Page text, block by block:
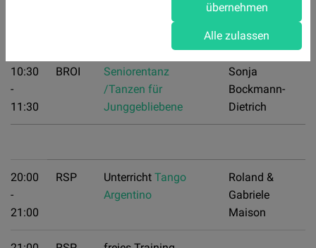
10:30
-
11:30
BROI
Seniorentanz
/Tanzen für
Junggebliebene
Sonja
Bockmann-
Dietrich
20:00
-
21:00
RSP Unterricht Tango
Argentino
Roland &
Gabriele
Maison
übernehmen
Alle zulassen